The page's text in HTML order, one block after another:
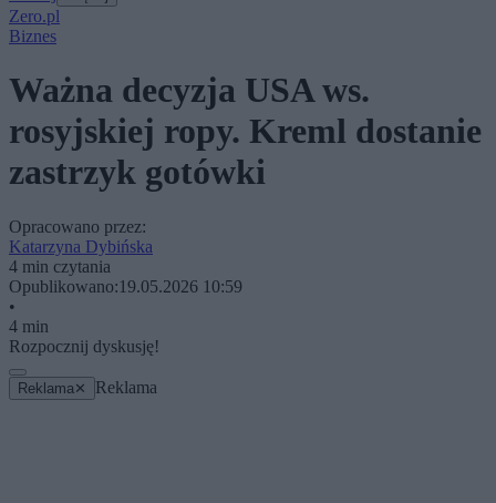
Zero.pl
Biznes
Ważna decyzja USA ws.
rosyjskiej ropy. Kreml dostanie
zastrzyk gotówki
Opracowano przez:
Katarzyna Dybińska
4 min czytania
Opublikowano:19.05.2026 10:59
•
4 min
Rozpocznij dyskusję!
Reklama ✕ Reklama